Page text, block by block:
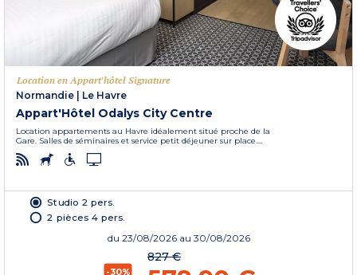
Location en Appart'hôtel Signature
Normandie | Le Havre
Appart'Hôtel Odalys City Centre
Location appartements au Havre idéalement situé proche de la
Gare. Salles de séminaires et service petit déjeuner sur place....
Studio 2 pers.
2 pièces 4 pers.
du 23/08/2026 au 30/08/2026
-30%
827 €